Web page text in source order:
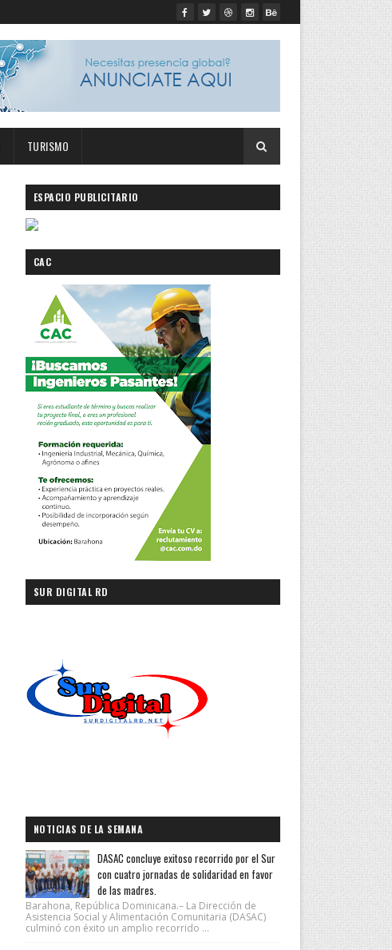
TURISMO
ESPACIO PUBLICITARIO
CAC
SUR DIGITAL RD
NOTICIAS DE LA SEMANA
DASAC concluye exitoso recorrido por el Sur
con cuatro jornadas de solidaridad en favor
de las madres.
Barahona, República Dominicana.– La Dirección de
Asistencia Social y Alimentación Comunitaria (DASAC)
culminó con éxito un amplio recorrido ...